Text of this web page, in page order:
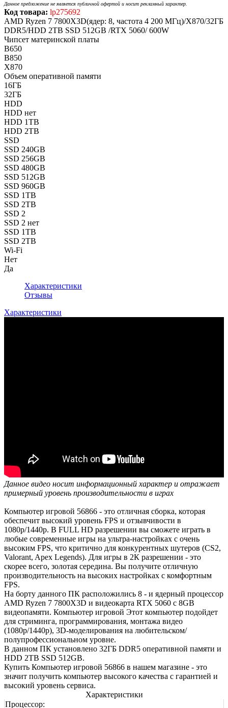
Данное предложение не является публичной офертой и носит рекламный характер.
Код товара: lp275692
AMD Ryzen 7 7800X3D(ядер: 8, частота 4 200 МГц)/X870/32ГБ
DDR5/HDD 2TB SSD 512GB /RTX 5060/ 600W
Чипсет материнской платы
B650
B850
X870
Объем оперативной памяти
16ГБ
32ГБ
HDD
HDD нет
HDD 1TB
HDD 2TB
SSD
SSD 240GB
SSD 256GB
SSD 480GB
SSD 512GB
SSD 960GB
SSD 1TB
SSD 2TB
SSD 2
SSD 2 нет
SSD 1TB
SSD 2TB
Wi-Fi
Нет
Да
Характеристики
Отзывы
Характеристики
Данное видео носит информационный характер и отражает
примерный уровень производительности в играх
Компьютер игровой 56866 - это отличная сборка, которая
обеспечит высокий уровень FPS и отзывчивости в
1080р/1440р. В FULL HD разрешении вы сможете играть в
любые современные игры на ультра-настройках с очень
высоким FPS, что критично для конкурентных шутеров (CS2,
Valorant, Apex Legends). Для игры в 2К разрешении - это
скорее всего, золотая середина. Вы получите отличную
производительность на высоких настройках с комфортным
FPS.
На борту данного ПК расположились 8 - и ядерный процессор
AMD Ryzen 7 7800X3D и видеокарта RTX 5060 с 8GB
видеопамяти. Компьютер игровой Этот компьютер подойдет
для стриминга, программирования, монтажа видео
(1080р/1440р), 3D-моделирования на любительском/
полупрофессиональном уровне.
В данном ПК установлено 32ГБ DDR5 оперативной памяти и
HDD 2TB SSD 512GB.
Купить Компьютер игровой 56866 в нашем магазине - это
значит получить компьютер высокого качества с гарантией и
высокий уровень сервиса.
Характеристики
Процессор: